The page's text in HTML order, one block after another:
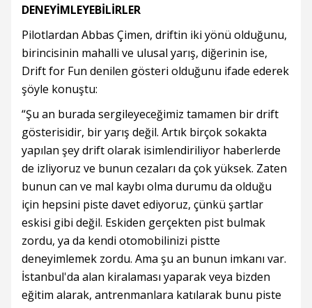
DENEYİMLEYEBİLİRLER
Pilotlardan Abbas Çimen, driftin iki yönü olduğunu,
birincisinin mahalli ve ulusal yarış, diğerinin ise,
Drift for Fun denilen gösteri olduğunu ifade ederek
şöyle konuştu:
“Şu an burada sergileyeceğimiz tamamen bir drift
gösterisidir, bir yarış değil. Artık birçok sokakta
yapılan şey drift olarak isimlendiriliyor haberlerde
de izliyoruz ve bunun cezaları da çok yüksek. Zaten
bunun can ve mal kaybı olma durumu da olduğu
için hepsini piste davet ediyoruz, çünkü şartlar
eskisi gibi değil. Eskiden gerçekten pist bulmak
zordu, ya da kendi otomobilinizi pistte
deneyimlemek zordu. Ama şu an bunun imkanı var.
İstanbul'da alan kiralaması yaparak veya bizden
eğitim alarak, antrenmanlara katılarak bunu piste